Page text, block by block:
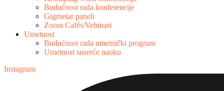
Budućnost rada konferencije
Gigmetar paneli
Zoom Cafés/Vebinari
Umetnost
Budućnost rada umetnički program
Umetnost susreće nauku
Instagram